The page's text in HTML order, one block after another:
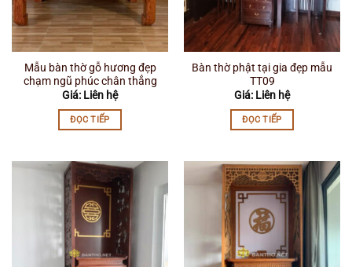
Mẫu bàn thờ gỗ hương đẹp
chạm ngũ phúc chân thẳng
Giá: Liên hệ
ĐỌC TIẾP
Bàn thờ phật tại gia đẹp mẫu
TT09
Giá: Liên hệ
ĐỌC TIẾP